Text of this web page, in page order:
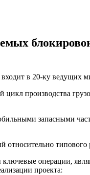
в 20-ку ведущих
производства
запасными
относительно
операции,
проекта: